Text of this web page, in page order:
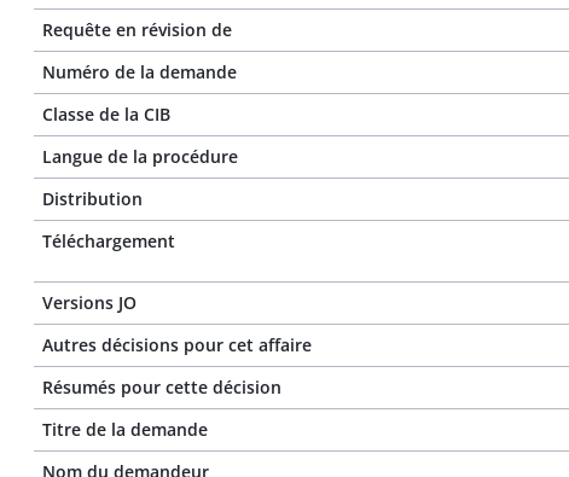
Requête en révision de
Numéro de la demande
Classe de la CIB
Langue de la procédure
Distribution
Téléchargement
Versions JO
Autres décisions pour cet affaire
Résumés pour cette décision
Titre de la demande
Nom du demandeur